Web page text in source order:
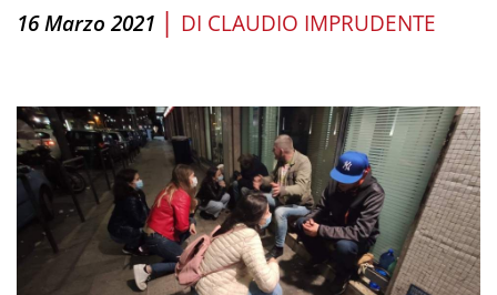
16 Marzo 2021 | DI CLAUDIO IMPRUDENTE